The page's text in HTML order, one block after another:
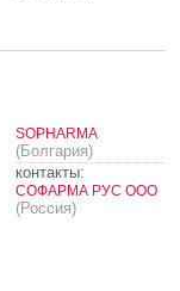
SOPHARMA
(Болгария)
контакты:
СОФАРМА РУС ООО
(Россия)